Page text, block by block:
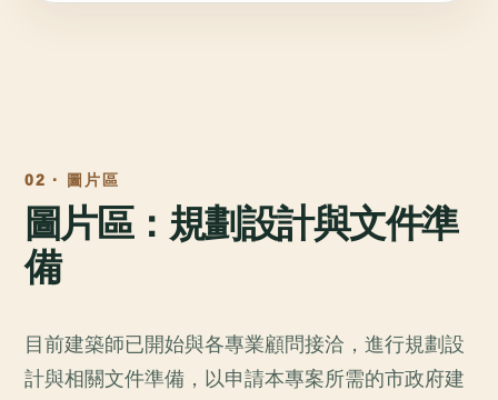
02 · 圖片區
圖片區：規劃設計與文件準
備
目前建築師已開始與各專業顧問接洽，進行規劃設
計與相關文件準備，以申請本專案所需的市政府建